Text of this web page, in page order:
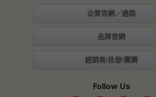
企業官網／通路
品牌官網
經銷商/批發/團購
Follow Us